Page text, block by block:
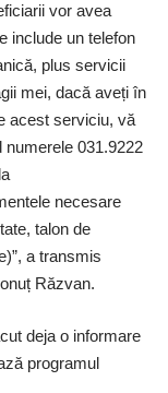
vor avea
include un telefon
plus servicii
mei, dacă aveți în
acest serviciu, vă
031.9222
necesare
talon de
a transmis
Răzvan.
deja o informare
programul